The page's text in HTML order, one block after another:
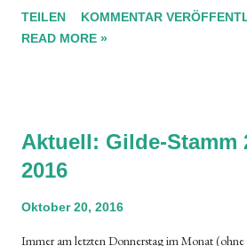
Buches anhand von interessanten
Referentin: Dr. Daniela Wegmann
TEILEN
KOMMENTAR
READ MORE »
Aktuell: Gilde-Stamm
2016
Oktober 20, 2016
Immer am letzten Donnerstag im Monat (ohne